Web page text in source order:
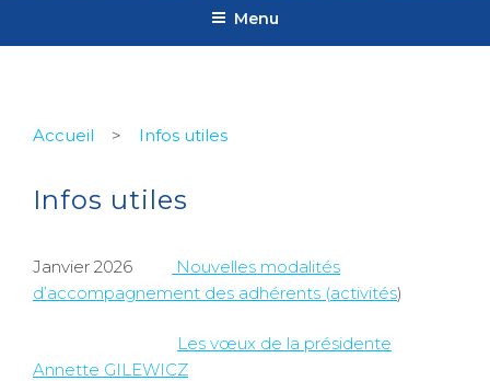
Menu
Accueil > Infos utiles
Infos utiles
Janvier 2026
Nouvelles modalités
d’accompagnement des adhérents (activités)
Les vœux de la présidente
Annette GILEWICZ